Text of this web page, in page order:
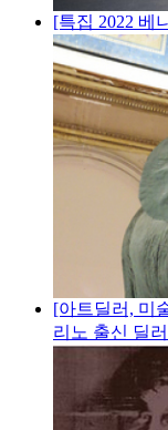
[특집 2022 베
[아트딜러, 미
리노 출신 딜